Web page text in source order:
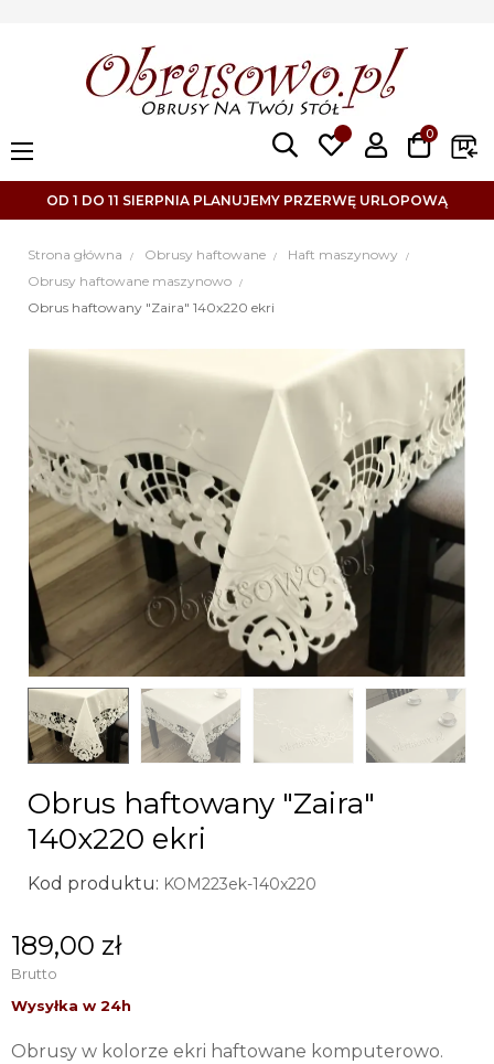
0
Toggle
navigation
☰
OD 1 DO 11 SIERPNIA PLANUJEMY PRZERWĘ URLOPOWĄ
Strona główna Obrusy haftowane
Haft maszynowy
Obrusy haftowane maszynowo
Obrus haftowany "Zaira" 140x220 ekri
Obrus haftowany "Zaira"
140x220 ekri
Kod produktu: KOM223ek-140x220
189,00 zł
Brutto
Obrusy w kolorze ekri haftowane komputerowo.